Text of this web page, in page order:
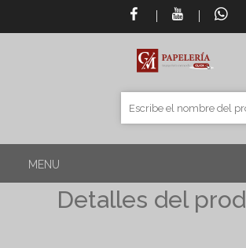
Detalles del